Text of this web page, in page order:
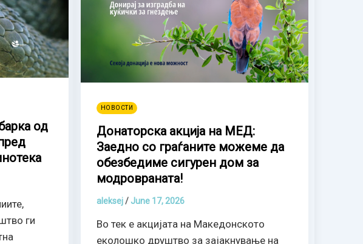
од
ги
НОВОСТИ
Донаторска акција на МЕД:
Заедно со граѓаните можеме да
обезбедиме сигурен дом за
модровраната!
aleksej/ June 17, 2026
Во тек е акцијата на Македонското
еколошко друштво за зајакнување на